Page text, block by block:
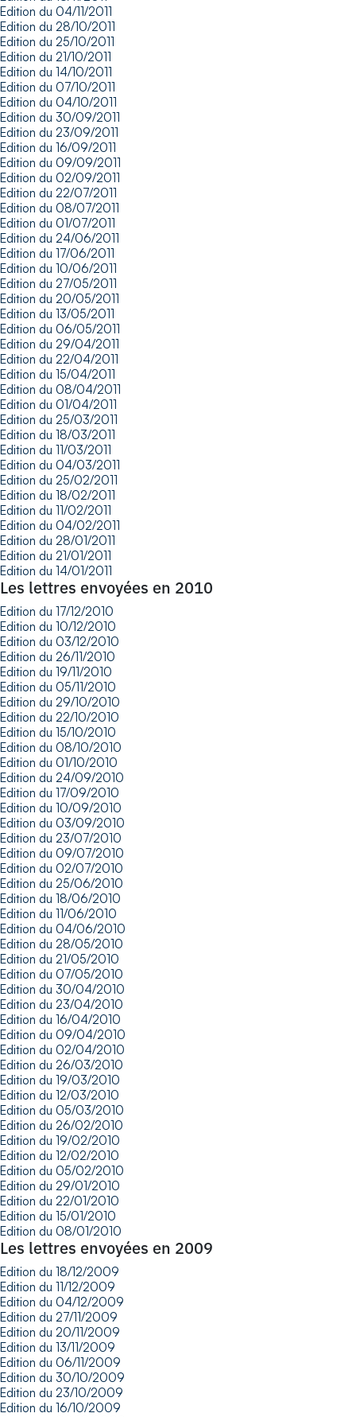
Edition du 04/11/2011
Edition du 28/10/2011
Edition du 25/10/2011
Edition du 21/10/2011
Edition du 14/10/2011
Edition du 07/10/2011
Edition du 04/10/2011
Edition du 30/09/2011
Edition du 23/09/2011
Edition du 16/09/2011
Edition du 09/09/2011
Edition du 02/09/2011
Edition du 22/07/2011
Edition du 08/07/2011
Edition du 01/07/2011
Edition du 24/06/2011
Edition du 17/06/2011
Edition du 10/06/2011
Edition du 27/05/2011
Edition du 20/05/2011
Edition du 13/05/2011
Edition du 06/05/2011
Edition du 29/04/2011
Edition du 22/04/2011
Edition du 15/04/2011
Edition du 08/04/2011
Edition du 01/04/2011
Edition du 25/03/2011
Edition du 18/03/2011
Edition du 11/03/2011
Edition du 04/03/2011
Edition du 25/02/2011
Edition du 18/02/2011
Edition du 11/02/2011
Edition du 04/02/2011
Edition du 28/01/2011
Edition du 21/01/2011
Edition du 14/01/2011
Les lettres envoyées en 2010
Edition du 17/12/2010
Edition du 10/12/2010
Edition du 03/12/2010
Edition du 26/11/2010
Edition du 19/11/2010
Edition du 05/11/2010
Edition du 29/10/2010
Edition du 22/10/2010
Edition du 15/10/2010
Edition du 08/10/2010
Edition du 01/10/2010
Edition du 24/09/2010
Edition du 17/09/2010
Edition du 10/09/2010
Edition du 03/09/2010
Edition du 23/07/2010
Edition du 09/07/2010
Edition du 02/07/2010
Edition du 25/06/2010
Edition du 18/06/2010
Edition du 11/06/2010
Edition du 04/06/2010
Edition du 28/05/2010
Edition du 21/05/2010
Edition du 07/05/2010
Edition du 30/04/2010
Edition du 23/04/2010
Edition du 16/04/2010
Edition du 09/04/2010
Edition du 02/04/2010
Edition du 26/03/2010
Edition du 19/03/2010
Edition du 12/03/2010
Edition du 05/03/2010
Edition du 26/02/2010
Edition du 19/02/2010
Edition du 12/02/2010
Edition du 05/02/2010
Edition du 29/01/2010
Edition du 22/01/2010
Edition du 15/01/2010
Edition du 08/01/2010
Les lettres envoyées en 2009
Edition du 18/12/2009
Edition du 11/12/2009
Edition du 04/12/2009
Edition du 27/11/2009
Edition du 20/11/2009
Edition du 13/11/2009
Edition du 06/11/2009
Edition du 30/10/2009
Edition du 23/10/2009
Edition du 16/10/2009